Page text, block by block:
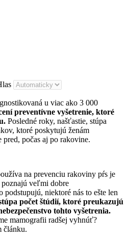
u viac ako 3 000
preventívne vyšetrenie, ktoré
Posledné roky, našťastie, stúpa
ktoré poskytujú ženám
počas aj po rakovine.
na prevenciu rakoviny pŕs je
veľmi dobre
niektoré nás to ešte len
počet štúdií, ktoré preukazujú
tohto vyšetrenia.
mamografii radšej vyhnúť?
článku.